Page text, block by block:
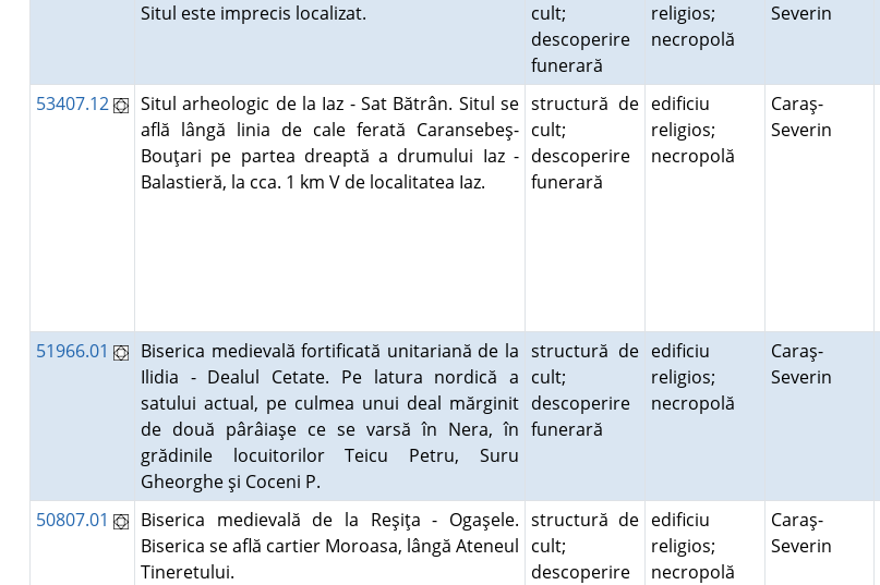
Situl este imprecis localizat.
cult;
descoperire
funerară
religios;
necropolă
Severin
53407.12
Situl arheologic de la Iaz - Sat Bătrân. Situl se
află lângă linia de cale ferată Caransebeş-
Bouţari pe partea dreaptă a drumului Iaz -
Balastieră, la cca. 1 km V de localitatea Iaz.
structură de
cult;
descoperire
funerară
edificiu
religios;
necropolă
Caraş-
Severin
51966.01
Biserica medievală fortificată unitariană de la
Ilidia - Dealul Cetate. Pe latura nordică a
satului actual, pe culmea unui deal mărginit
de două pârâiaşe ce se varsă în Nera, în
grădinile locuitorilor Teicu Petru, Suru
Gheorghe şi Coceni P.
structură de
cult;
descoperire
funerară
edificiu
religios;
necropolă
Caraş-
Severin
50807.01
Biserica medievală de la Reşiţa - Ogaşele.
Biserica se află cartier Moroasa, lângă Ateneul
Tineretului.
structură de
cult;
descoperire
edificiu
religios;
necropolă
Caraş-
Severin